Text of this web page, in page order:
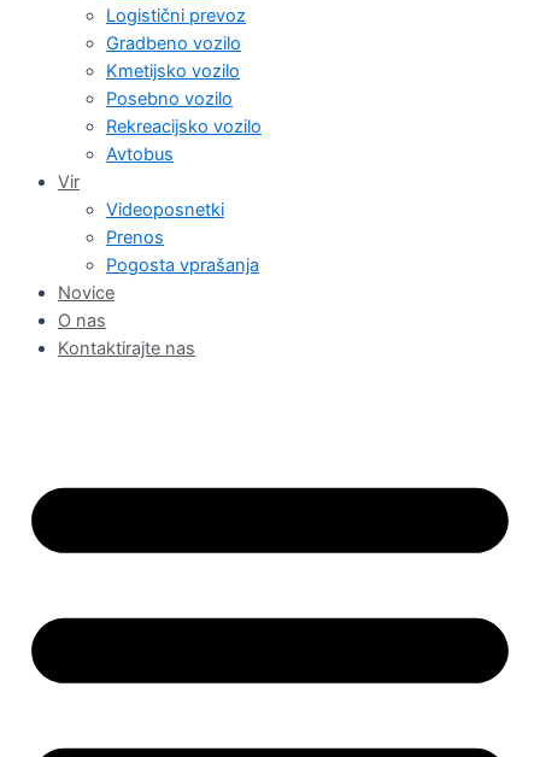
Logistični prevoz
Gradbeno vozilo
Kmetijsko vozilo
Posebno vozilo
Rekreacijsko vozilo
Avtobus
Vir
Videoposnetki
Prenos
Pogosta vprašanja
Novice
O nas
Kontaktirajte nas